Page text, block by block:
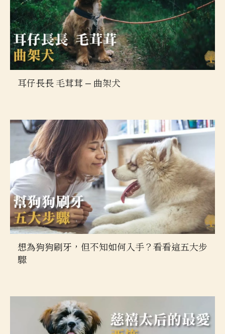
耳仔長長 毛茸茸 — 曲架犬
想為狗狗刷牙，但不知如何入手？看看這五大步
驟